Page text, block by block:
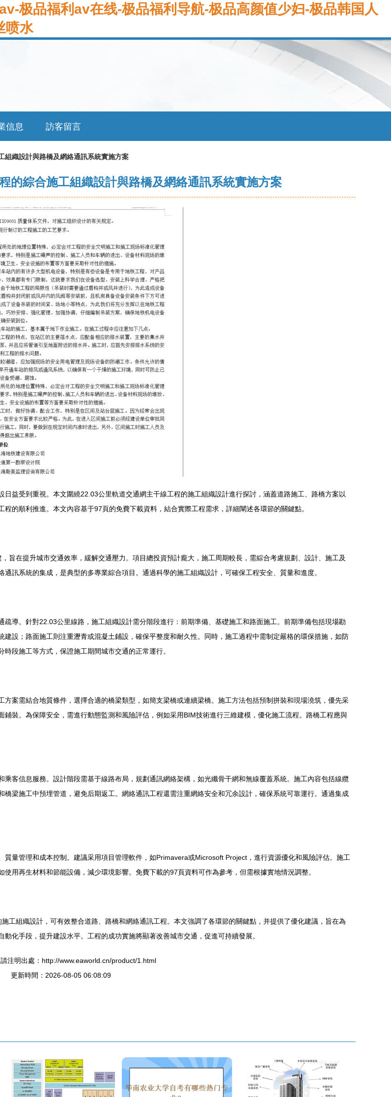
极品福利av在线-极品福利导航-极品高颜值少妇-极品韩国人
喷水
信息 訪客留言
組織設計與路橋及網絡通訊系統實施方案
的綜合施工組織設計與路橋及網絡通訊系統實施方案
益受到重視。本文圍繞22.03公里軌道交通網主干線工程的施工組織設計進行探討，涵蓋道路施工、路橋方案以
的順利推進。本文內容基于97頁的免費下載資料，結合實際工程需求，詳細闡述各環節的關鍵點。
旨在提升城市交通效率，緩解交通壓力。項目總投資預計龐大，施工周期較長，需綜合考慮規劃、設計、施工及
訊系統的集成，是典型的多專業綜合項目。通過科學的施工組織設計，可確保工程安全、質量和進度。
導。針對22.03公里線路，施工組織設計需分階段進行：前期準備、基礎施工和路面施工。前期準備包括現場勘
設；路面施工則注重瀝青或混凝土鋪設，確保平整度和耐久性。同時，施工過程中需制定嚴格的環保措施，如防
段施工等方式，保證施工期間城市交通的正常運行。
案需結合地質條件，選擇合適的橋梁類型，如簡支梁橋或連續梁橋。施工方法包括預制拼裝和現場澆筑，優先采
裝。為保障安全，需進行動態監測和風險評估，例如采用BIM技術進行三維建模，優化施工流程。路橋工程應與
客信息服務。設計階段需基于線路布局，規劃通訊網絡架構，如光纖骨干網和無線覆蓋系統。施工內容包括線纜
梁施工中預埋管道，避免后期返工。網絡通訊工程還需注重網絡安全和冗余設計，確保系統可靠運行。通過集成
量管理和成本控制。建議采用項目管理軟件，如Primavera或Microsoft Project，進行資源優化和風險評估。施工
用再生材料和節能設備，減少環境影響。免費下載的97頁資料可作為參考，但需根據實地情況調整。
工組織設計，可有效整合道路、路橋和網絡通訊工程。本文強調了各環節的關鍵點，并提供了優化建議，旨在為
化手段，提升建設水平。工程的成功實施將顯著改善城市交通，促進可持續發展。
注明出處：http://www.eaworld.cn/product/1.html
更新時間：2026-08-05 06:08:09